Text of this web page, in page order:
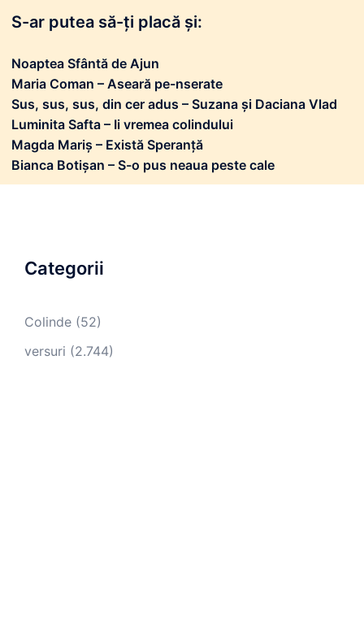
S-ar putea să-ți placă și:
Noaptea Sfântă de Ajun
Maria Coman – Aseară pe-nserate
Sus, sus, sus, din cer adus – Suzana și Daciana Vlad
Luminita Safta – Ii vremea colindului
Magda Mariș – Există Speranță
Bianca Botișan – S-o pus neaua peste cale
Categorii
Colinde (52)
versuri (2.744)